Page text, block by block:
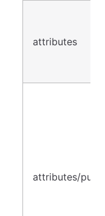
attributes
attributes/push